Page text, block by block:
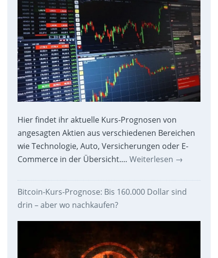
Hier findet ihr aktuelle Kurs-Prognosen von
angesagten Aktien aus verschiedenen Bereichen
wie Technologie, Auto, Versicherungen oder E-
Commerce in der Übersicht.… Weiterlesen →
Bitcoin-Kurs-Prognose: Bis 160.000 Dollar sind
drin – aber wo nachkaufen?